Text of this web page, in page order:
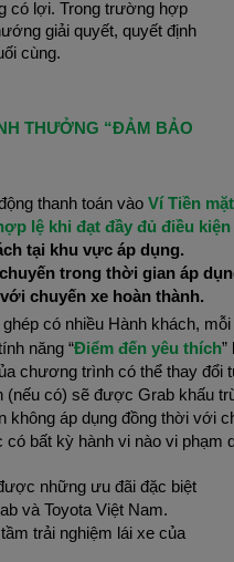
có lợi. Trong trường hợp
giải quyết, quyết định
cùng.
THƯỞNG “ĐẢM BẢO
thanh toán vào Ví Tiền
lệ khi đạt đầy đủ điều kiện
tại khu vực áp dụng.
trong thời gian áp
chuyến xe hoàn thành.
có nhiều Hành khách,
năng “Điểm đến yêu thích”
chương trình có thể thay đổi
(nếu có) sẽ được Grab khấu
áp dụng đồng thời với
bất kỳ hành vi nào vi
những ưu đãi đặc biệt
và Toyota Việt Nam.
trải nghiệm lái xe của